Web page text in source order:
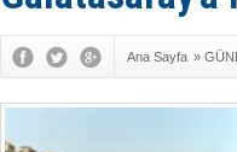
Ana Sayfa »